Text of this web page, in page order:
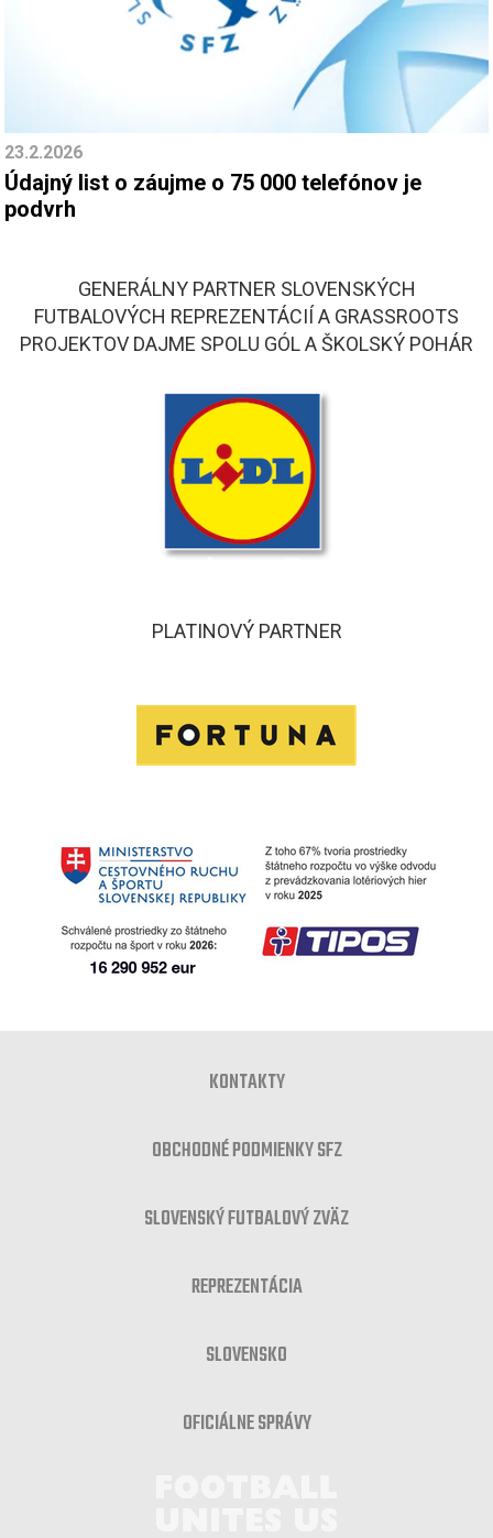
23.2.2026
Údajný list o záujme o 75 000 telefónov je
podvrh
GENERÁLNY PARTNER SLOVENSKÝCH
FUTBALOVÝCH REPREZENTÁCIÍ A GRASSROOTS
PROJEKTOV DAJME SPOLU GÓL A ŠKOLSKÝ POHÁR
PLATINOVÝ PARTNER
KONTAKTY
OBCHODNÉ PODMIENKY SFZ
SLOVENSKÝ FUTBALOVÝ ZVÄZ
REPREZENTÁCIA
SLOVENSKO
OFICIÁLNE SPRÁVY